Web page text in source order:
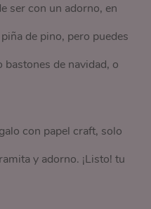
ser con un adorno, en
de pino, pero puedes
de navidad, o
con papel craft, solo
y adorno. ¡Listo! tu